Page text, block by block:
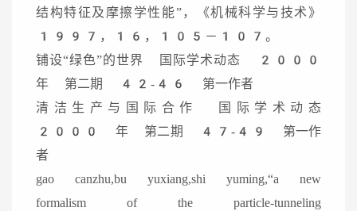
结构特征及摩擦学性能”，《机械科学与技术》
1997，16，105－107。
铺设“绿色”的世界 国际学术动态 2000
年 第二期 42-46 第一作者
清洁生产与国际合作 国际学术动态
2000 年 第二期 47-49 第一作
者
gao canzhu,bu yuxiang,shi yuming,“a new
formalism of the particle-tunneling